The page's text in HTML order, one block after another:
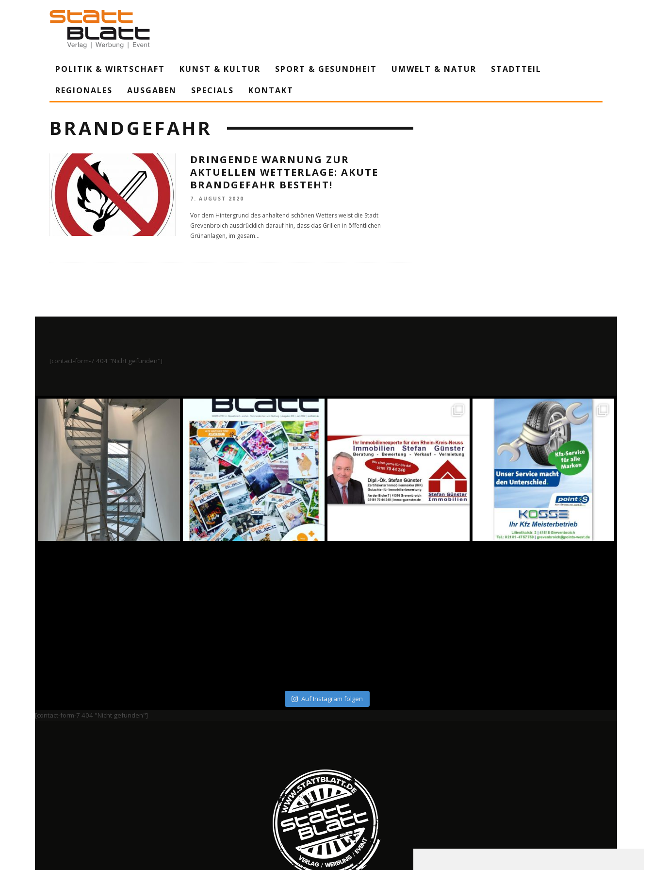
POLITIK & WIRTSCHAFT KUNST & KULTUR SPORT & GESUNDHEIT UMWELT & NATUR
STADTTEIL
REGIONALES
AUSGABEN SPECIALS KONTAKT
BRANDGEFAHR
DRINGENDE WARNUNG ZUR
AKTUELLEN WETTERLAGE: AKUTE
BRANDGEFAHR BESTEHT!
7. AUGUST 2020
Vor dem Hintergrund des anhaltend schönen Wetters weist die Stadt
Grevenbroich ausdrücklich darauf hin, dass das Grillen in öffentlichen
Grünanlagen, im gesam...
[contact-form-7 404 "Nicht gefunden"]
Auf Instagram folgen
[contact-form-7 404 "Nicht gefunden"]